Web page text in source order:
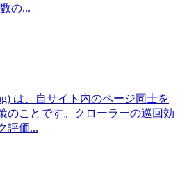
の...
は、自サイト内のページ同士を
のことです。クローラーの巡回効
評価...